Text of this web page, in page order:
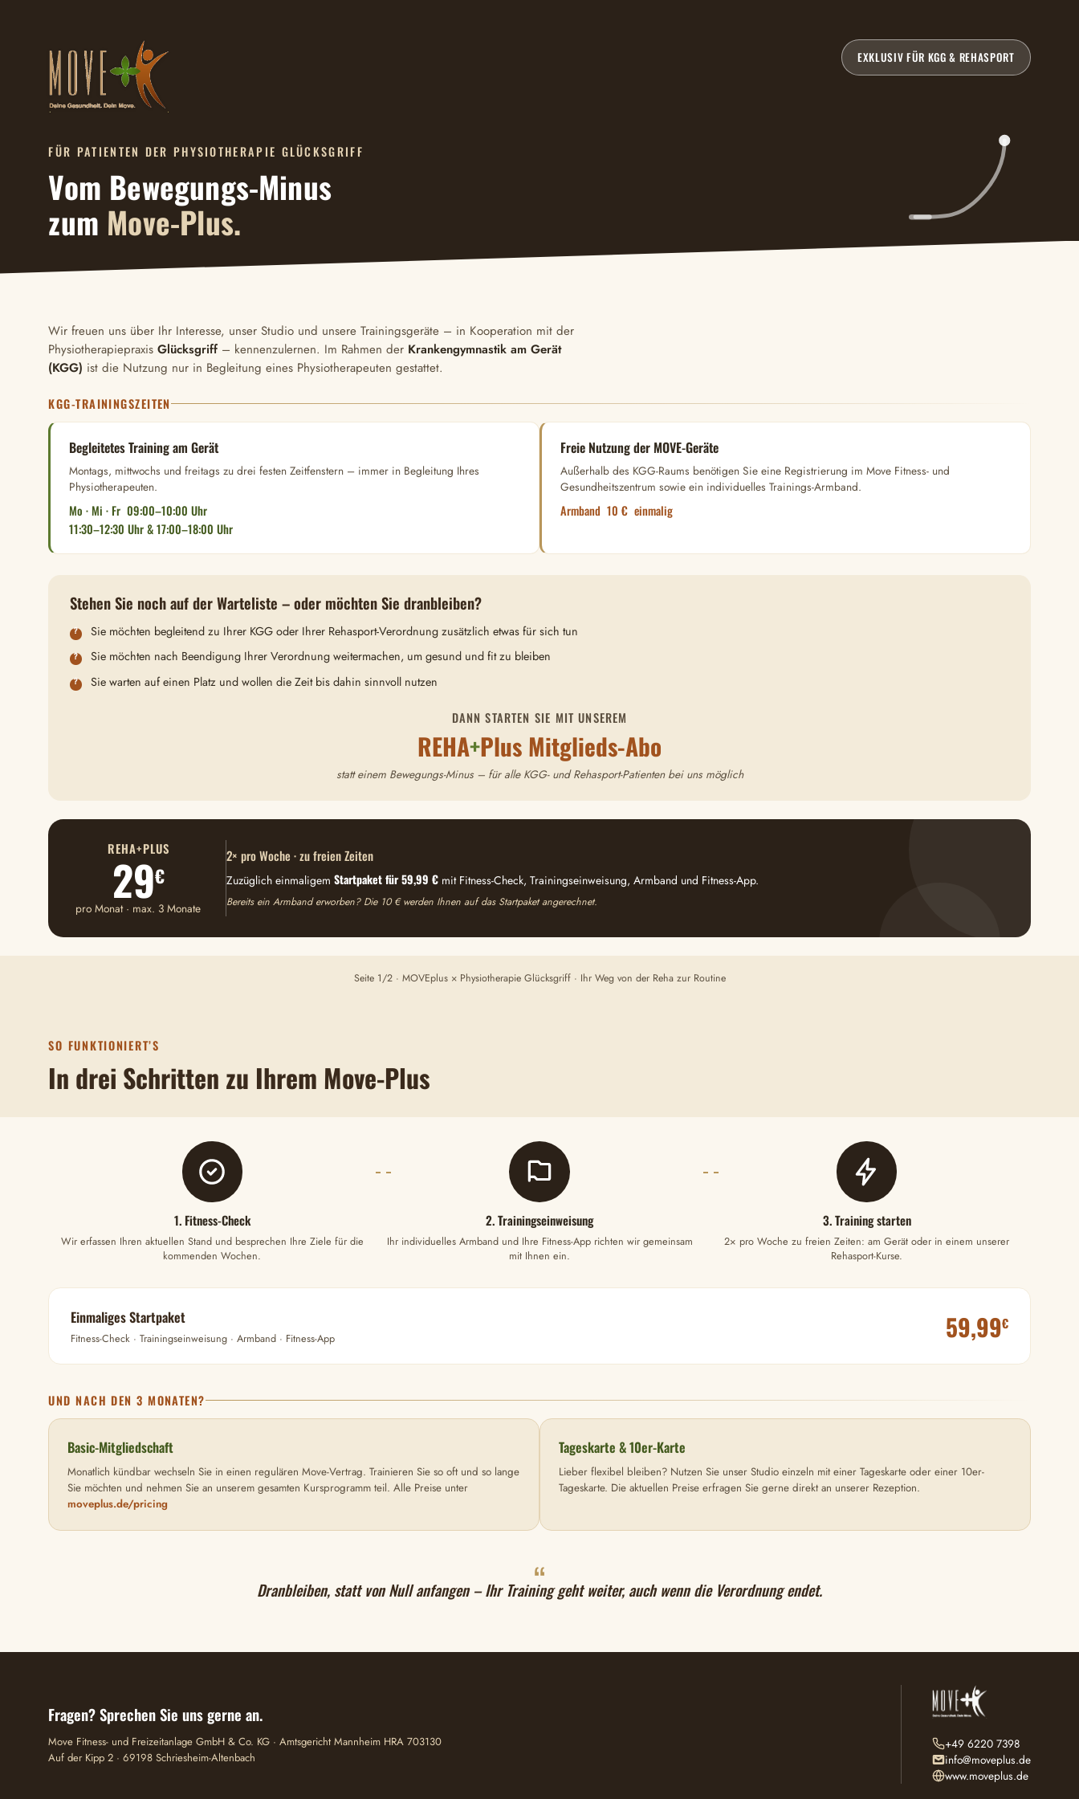
EXKLUSIV FÜR KGG & REHASPORT
FÜR PATIENTEN DER PHYSIOTHERAPIE GLÜCKSGRIFF
Vom Bewegungs-Minus
zum Move-Plus.
Wir freuen uns über Ihr Interesse, unser Studio und unsere Trainingsgeräte – in Kooperation mit der
PhysiotherapiepraxisGlücksgriff – kennenzulernen. Im Rahmen der Krankengymnastik am Gerät
(KGG) ist die Nutzung nur in Begleitung eines Physiotherapeuten gestattet.
KGG-TRAININGSZEITEN
Begleitetes Training am Gerät
Montags, mittwochs und freitags zu drei festen Zeitfenstern – immer in Begleitung Ihres
Physiotherapeuten.
Mo · Mi · Fr 09:00–10:00 Uhr
11:30–12:30 Uhr & 17:00–18:00 Uhr
Freie Nutzung der MOVE-Geräte
Außerhalb des KGG-Raums benötigen Sie eine Registrierung im Move Fitness- und
Gesundheitszentrum sowie ein individuelles Trainings-Armband.
Armband 10 € einmalig
Stehen Sie noch auf der Warteliste – oder möchten Sie dranbleiben?
Sie möchten begleitend zu Ihrer KGG oder Ihrer Rehasport-Verordnung zusätzlich etwas für sich tun
Sie möchten nach Beendigung Ihrer Verordnung weitermachen, um gesund und fit zu bleiben
Sie warten auf einen Platz und wollen die Zeit bis dahin sinnvoll nutzen
DANN STARTEN SIE MIT UNSEREM
REHA+Plus Mitglieds-Abo
statt einem Bewegungs-Minus – für alle KGG- und Rehasport-Patienten bei uns möglich
REHA+PLUS
29€
pro Monat · max. 3 Monate
2× pro Woche · zu freien Zeiten
Zuzüglich einmaligem Startpaket für 59,99 €mit Fitness-Check, Trainingseinweisung, Armband und Fitness-App.
Bereits ein Armband erworben? Die 10 € werden Ihnen auf das Startpaket angerechnet.
Seite 1/2 · MOVEplus × Physiotherapie Glücksgriff · Ihr Weg von der Reha zur Routine
SO FUNKTIONIERT’S
In drei Schritten zu Ihrem Move-Plus
1. Fitness-Check
Wir erfassen Ihren aktuellen Stand und besprechen Ihre Ziele für die
kommenden Wochen.
2. Trainingseinweisung
Ihr individuelles Armband und Ihre Fitness-App richten wir gemeinsam
mit Ihnen ein.
3. Training starten
2× pro Woche zu freien Zeiten: am Gerät oder in einem unserer
Rehasport-Kurse.
Einmaliges Startpaket
Fitness-Check · Trainingseinweisung · Armband · Fitness-App 59,99€
UND NACH DEN 3 MONATEN?
Basic-Mitgliedschaft
Monatlich kündbar wechseln Sie in einen regulären Move-Vertrag. Trainieren Sie so oft und so lange
Sie möchten und nehmen Sie an unserem gesamten Kursprogramm teil. Alle Preise unter
moveplus.de/pricing
Tageskarte & 10er-Karte
Lieber flexibel bleiben? Nutzen Sie unser Studio einzeln mit einer Tageskarte oder einer 10er-
Tageskarte. Die aktuellen Preise erfragen Sie gerne direkt an unserer Rezeption.
“
Dranbleiben, statt von Null anfangen – Ihr Training geht weiter, auch wenn die Verordnung endet.
Fragen? Sprechen Sie uns gerne an.
Move Fitness- und Freizeitanlage GmbH & Co. KG · Amtsgericht Mannheim HRA 703130
Auf der Kipp 2 · 69198 Schriesheim-Altenbach
+49 6220 7398
info@moveplus.de
www.moveplus.de